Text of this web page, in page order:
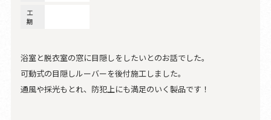
工
期
浴室と脱衣室の窓に目隠しをしたいとのお話でした。
可動式の目隠しルーバーを後付施工しました。
通風や採光もとれ、防犯上にも満足のいく製品です！